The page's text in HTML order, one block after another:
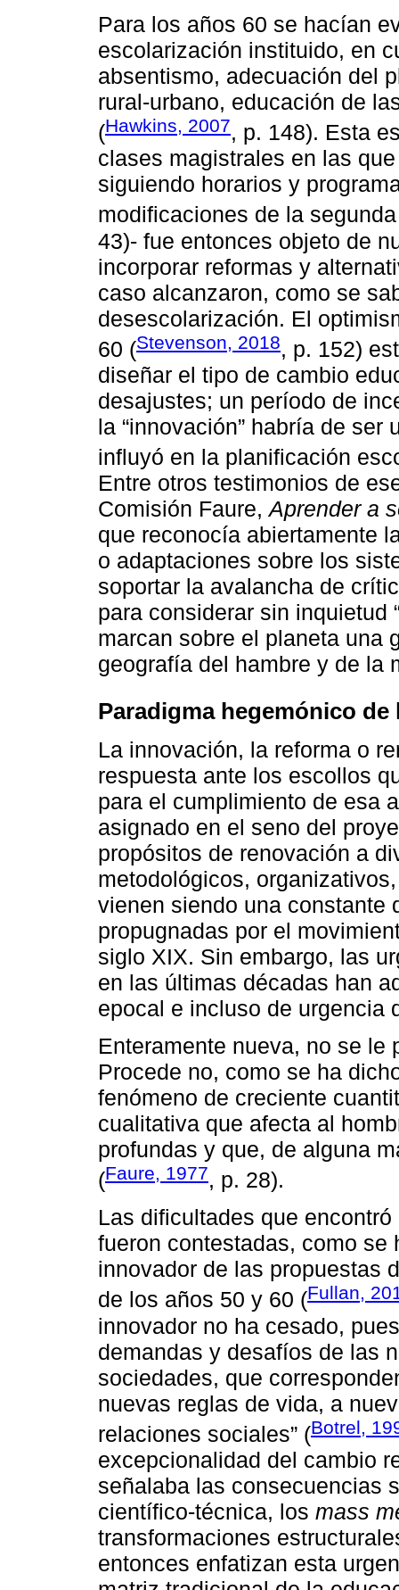
Para los años 60 se hacían
escolarización instituido, en
absentismo, adecuación del
rural-urbano, educación de
(Hawkins, 2007, p. 148). Esta
clases magistrales en las
siguiendo horarios y
modificaciones de la
43)- fue entonces objeto de
incorporar reformas y
caso alcanzaron, como se
desescolarización. El
60 (Stevenson, 2018, p. 152)
diseñar el tipo de cambio
desajustes; un período de
la “innovación” habría de
influyó en la planificación
Entre otros testimonios de
Comisión Faure,Aprender a
que reconocía abiertamente
o adaptaciones sobre los
soportar la avalancha de
para considerar sin inquietud
marcan sobre el planeta
geografía del hambre y de la
Paradigma hegemónico
La innovación, la reforma o
respuesta ante los escollos
para el cumplimiento de esa
asignado en el seno del
propósitos de renovación a
metodológicos,
vienen siendo una constante
propugnadas por el
siglo XIX. Sin embargo, las
en las últimas décadas han
epocal e incluso de urgencia
Enteramente nueva, no se le
Procede no, como se ha
fenómeno de creciente
cualitativa que afecta al
profundas y que, de alguna
(Faure, 1977, p. 28).
Las dificultades que
fueron contestadas, como se
innovador de las propuestas
de los años 50 y 60 (Fullan,
innovador no ha cesado,
demandas y desafíos de las
sociedades, que
nuevas reglas de vida, a
relaciones sociales” (Botrel,
excepcionalidad del cambio
señalaba las consecuencias
científico-técnica, los mass
transformaciones
entonces enfatizan esta